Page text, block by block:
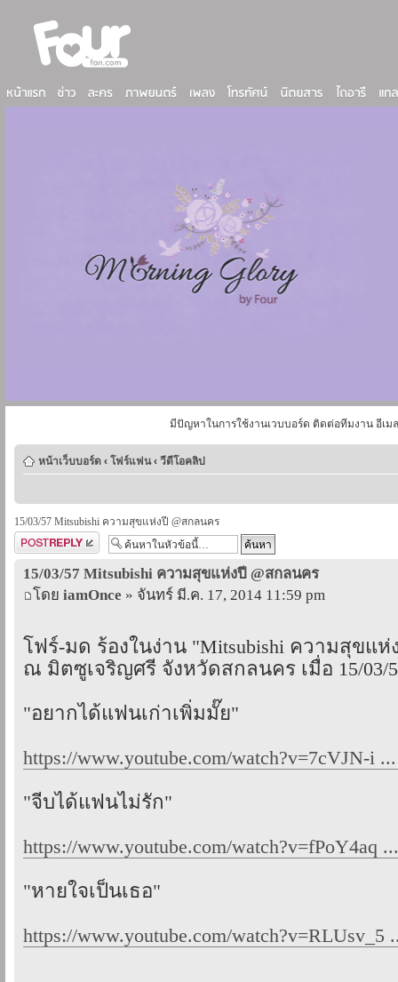
มีปัญหาในการใช้งานเวบบอร์ด ติดต่อทีมงาน อีเม
หน้าเว็บบอร์ด ‹ โฟร์แฟน ‹ วีดีโอคลิป
15/03/57 Mitsubishi ความสุขแห่งปี @สกลนคร
ตอบกระทู้
15/03/57 Mitsubishi ความสุขแห่งปี @สกลนคร
โดย iamOnce » จันทร์ มี.ค. 17, 2014 11:59 pm
โฟร์-มด ร้องในง่าน "Mitsubishi ความสุขแห่
ณ มิตซูเจริญศรี จังหวัดสกลนคร เมื่อ 15/03/
"อยากได้แฟนเก่าเพิ่มมั๊ย"
https://www.youtube.com/watch?v=7cVJN-i
"จีบได้แฟนไม่รัก"
https://www.youtube.com/watch?v=fPoY4aq
"หายใจเป็นเธอ"
https://www.youtube.com/watch?v=RLUsv_5